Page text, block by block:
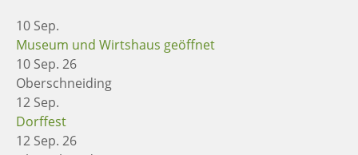
10 Sep.
Museum und Wirtshaus geöffnet
10 Sep. 26
Oberschneiding
12 Sep.
Dorffest
12 Sep. 26